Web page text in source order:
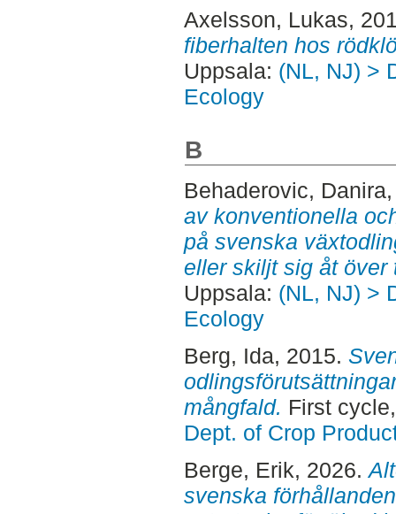
Axelsson, Lukas,
fiberhalten hos
Uppsala: (NL, NJ) >
Ecology
B
Behaderovic, Danira
av konventionella
på svenska
eller skiljt sig åt över
Uppsala: (NL, NJ) >
Ecology
Berg, Ida, 2015.
mångfald. First
Dept. of Crop
Berge, Erik, 2026.
svenska